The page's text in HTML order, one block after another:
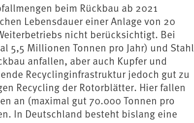
beim Rückbau ab 2021
Lebensdauer einer Anlage von 20
nicht berücksichtigt. Bei
5,5 Millionen Tonnen pro Jahr) und Stahl
anfallen, aber auch Kupfer und
Recyclinginfrastruktur jedoch gut zu
Recycling der Rotorblätter. Hier fallen
an (maximal gut 70.000 Tonnen pro
In Deutschland besteht bislang eine